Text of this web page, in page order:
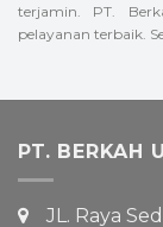
terjamin. PT.
pelayanan terbaik.
PT. BERKAH
JL. Raya